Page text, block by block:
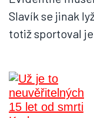
Slavík se jinak
totiž sportoval